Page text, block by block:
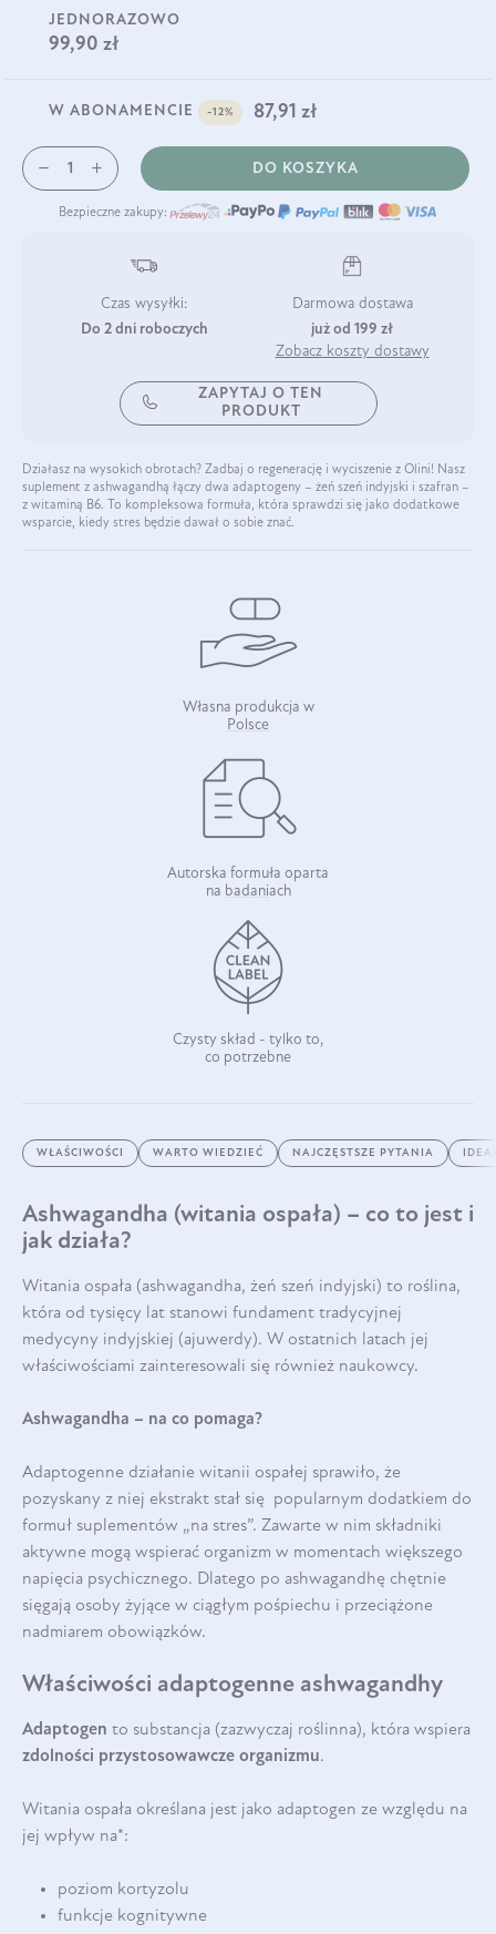
JEDNORAZOWO
99,90 zł
W ABONAMENCIE -12% 87,91 zł
DO KOSZYKA
Bezpieczne zakupy:
Czas wysyłki:
Do 2 dni roboczych
Darmowa dostawa
już od 199 zł
Zobacz koszty dostawy
ZAPYTAJ O TEN
PRODUKT
Działasz na wysokich obrotach? Zadbaj o regenerację i wyciszenie z Olini! Nasz
suplement z ashwagandhą łączy dwa adaptogeny – żeń szeń indyjski i szafran –
z witaminą B6. To kompleksowa formuła, która sprawdzi się jako dodatkowe
wsparcie, kiedy stres będzie dawał o sobie znać.
Własna produkcja w
Polsce
Autorska formuła oparta
na badaniach
Czysty skład - tylko to,
co potrzebne
WŁAŚCIWOŚCI WARTO WIEDZIEĆ NAJCZĘSTSZE PYTANIA
Ashwagandha (witania ospała) – co to jest i
jak działa?
Witania ospała (ashwagandha, żeń szeń indyjski) to roślina,
która od tysięcy lat stanowi fundament tradycyjnej
medycyny indyjskiej (ajuwerdy). W ostatnich latach jej
właściwościami zainteresowali się również naukowcy.
Ashwagandha – na co pomaga?
Adaptogenne działanie witanii ospałej sprawiło, że
pozyskany z niej ekstrakt stał się popularnym dodatkiem do
formuł suplementów „na stres”. Zawarte w nim składniki
aktywne mogą wspierać organizm w momentach większego
napięcia psychicznego. Dlatego po ashwagandhę chętnie
sięgają osoby żyjące w ciągłym pośpiechu i przeciążone
nadmiarem obowiązków.
Właściwości adaptogenne ashwagandhy
Adaptogen to substancja (zazwyczaj roślinna), która wspiera
zdolności przystosowawcze organizmu.
Witania ospała określana jest jako adaptogen ze względu na
jej wpływ na*:
poziom kortyzolu
funkcje kognitywne